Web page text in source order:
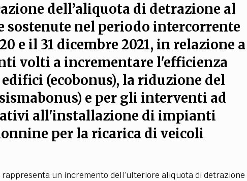
dell’aliquota di detrazione al
sostenute nel periodo intercorrente
e il 31 dicembre 2021, in relazione a
volti a incrementare l'efficienza
(ecobonus), la riduzione del
e per gli interventi ad
all'installazione di impianti
per la ricarica di veicoli
rappresenta un incremento dell’ulteriore aliquota di detrazione